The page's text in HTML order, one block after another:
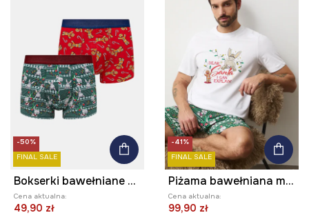
-50%
FINAL SALE
Bokserki bawełniane męskie z elastanem świąteczne Shrek (2-pack)
Cena aktualna:
49,90 zł
-41%
FINAL SALE
Piżama bawełniana męska świąteczna Shrek
Cena aktualna:
99,90 zł